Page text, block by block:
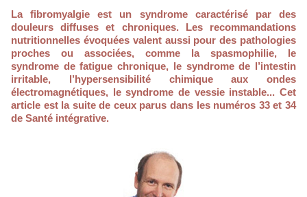
La fibromyalgie est un syndrome caractérisé par des
douleurs diffuses et chroniques. Les recommandations
nutritionnelles évoquées valent aussi pour des pathologies
proches ou associées, comme la spasmophilie, le
syndrome de fatigue chronique, le syndrome de l’intestin
irritable, l’hypersensibilité chimique aux ondes
électromagnétiques, le syndrome de vessie instable... Cet
article est la suite de ceux parus dans les numéros 33 et 34
de Santé intégrative.